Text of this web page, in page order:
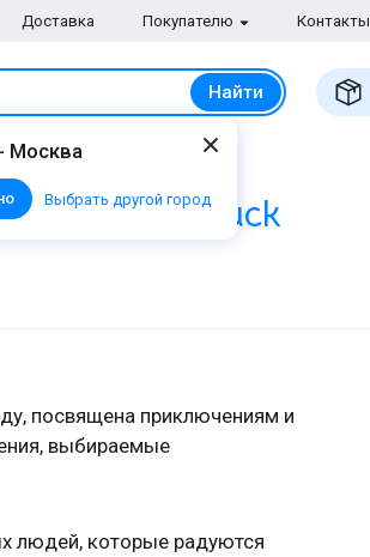
Доставка Покупателю Контакты
Найти
Москва
Выбрать другой город
Mandarina Duck
посвящена приключениям и
выбираемые
людей, которые радуются